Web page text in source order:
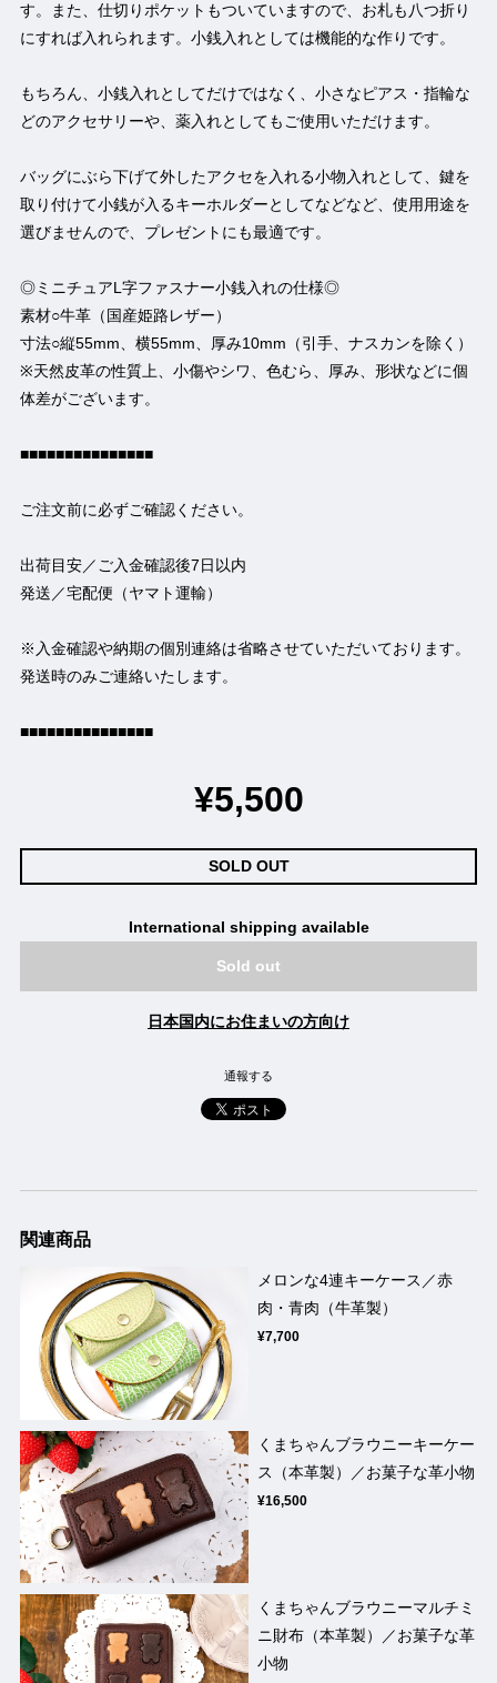
す。また、仕切りポケットもついていますので、お札も八つ折り
にすれば入れられます。小銭入れとしては機能的な作りです。
もちろん、小銭入れとしてだけではなく、小さなピアス・指輪な
どのアクセサリーや、薬入れとしてもご使用いただけます。
バッグにぶら下げて外したアクセを入れる小物入れとして、鍵を
取り付けて小銭が入るキーホルダーとしてなどなど、使用用途を
選びませんので、プレゼントにも最適です。
◎ミニチュアL字ファスナー小銭入れの仕様◎
素材○牛革（国産姫路レザー）
寸法○縦55mm、横55mm、厚み10mm（引手、ナスカンを除く）
※天然皮革の性質上、小傷やシワ、色むら、厚み、形状などに個
体差がございます。
■■■■■■■■■■■■■■■
ご注文前に必ずご確認ください。
出荷目安／ご入金確認後7日以内
発送／宅配便（ヤマト運輸）
※入金確認や納期の個別連絡は省略させていただいております。
発送時のみご連絡いたします。
■■■■■■■■■■■■■■■
¥5,500
SOLD OUT
International shipping available
Sold out
日本国内にお住まいの方向け
通報する
関連商品
メロンな4連キーケース／赤
肉・青肉（牛革製）
¥7,700
くまちゃんブラウニーキーケー
ス（本革製）／お菓子な革小物
¥16,500
くまちゃんブラウニーマルチミ
ニ財布（本革製）／お菓子な革
小物